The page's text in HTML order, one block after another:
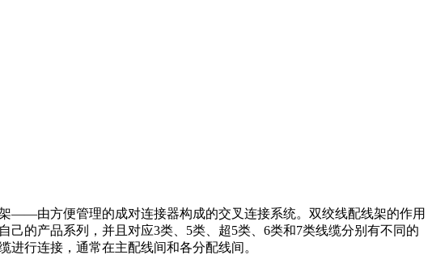
——由方便管理的成对连接器构成的交叉连接系统。双绞线配线架的作用
的产品系列，并且对应3类、5类、超5类、6类和7类线缆分别有不同的
行连接，通常在主配线间和各分配线间。